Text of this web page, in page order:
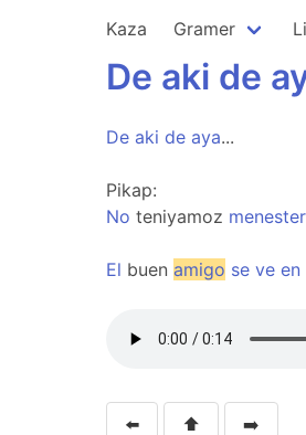
Kaza Gramer
De aki de
De aki de aya...
Pikap:
No teniyamoz menester
El buen amigo se ve en
⬅️ ⬆️ ➡️